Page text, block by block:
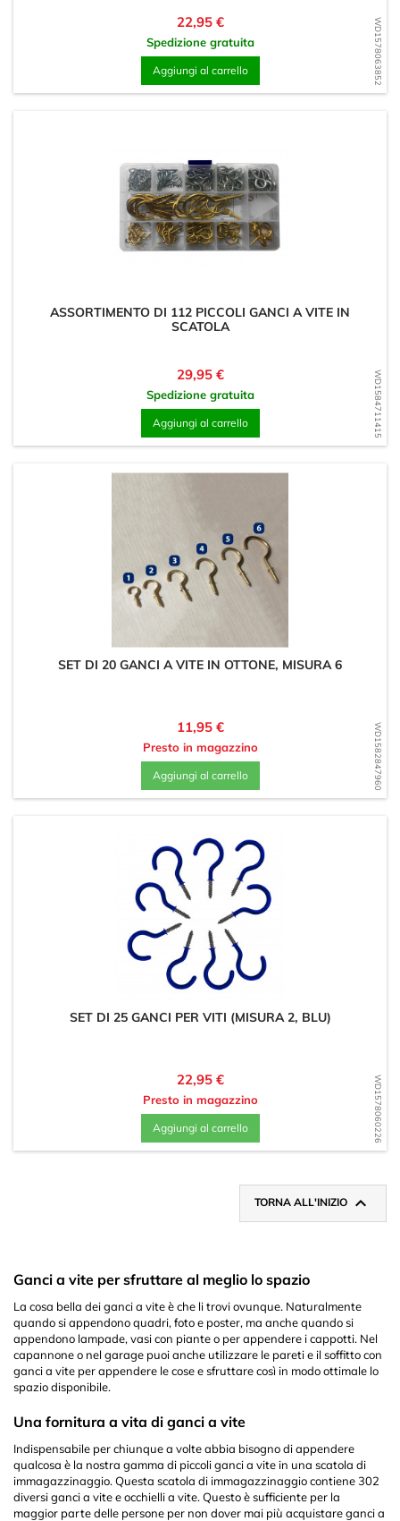
WD1578063852
Prezzo
22,95 €
Spedizione gratuita
Aggiungi al carrello
WD1584711415
ASSORTIMENTO DI 112 PICCOLI GANCI A VITE IN
SCATOLA
Prezzo
29,95 €
Spedizione gratuita
Aggiungi al carrello
WD1582847960
SET DI 20 GANCI A VITE IN OTTONE, MISURA 6
Prezzo
11,95 €
Presto in magazzino
Aggiungi al carrello
WD1578060226
SET DI 25 GANCI PER VITI (MISURA 2, BLU)
Prezzo
22,95 €
Presto in magazzino
Aggiungi al carrello
TORNA ALL'INIZIO 
Ganci a vite per sfruttare al meglio lo spazio
La cosa bella dei ganci a vite è che li trovi ovunque. Naturalmente
quando si appendono quadri, foto e poster, ma anche quando si
appendono lampade, vasi con piante o per appendere i cappotti. Nel
capannone o nel garage puoi anche utilizzare le pareti e il soffitto con
ganci a vite per appendere le cose e sfruttare così in modo ottimale lo
spazio disponibile.
Una fornitura a vita di ganci a vite
Indispensabile per chiunque a volte abbia bisogno di appendere
qualcosa è la nostra gamma di piccoli ganci a vite in una scatola di
immagazzinaggio. Questa scatola di immagazzinaggio contiene 302
diversi ganci a vite e occhielli a vite. Questo è sufficiente per la
maggior parte delle persone per non dover mai più acquistare ganci a